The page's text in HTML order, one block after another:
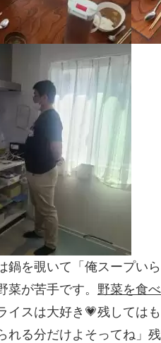
鍋を覗いて「俺スープい
菜が苦手です。 野菜を食
イスは大好き💗残しては
れる分だけよそってね」